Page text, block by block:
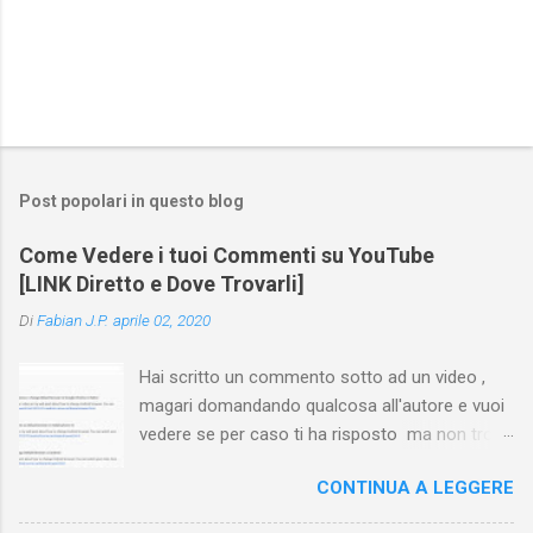
Post popolari in questo blog
Come Vedere i tuoi Commenti su YouTube
[LINK Diretto e Dove Trovarli]
DiFabian J.P. aprile 02, 2020
Hai scritto un commento sotto ad un video ,
magari domandando qualcosa all'autore e vuoi
vedere se per caso ti ha risposto ma non trovi
nessuna voce del tipo " cronologia commenti
YouTube " o cose simili? Vuoi sapere come
CONTINUA A LEGGERE